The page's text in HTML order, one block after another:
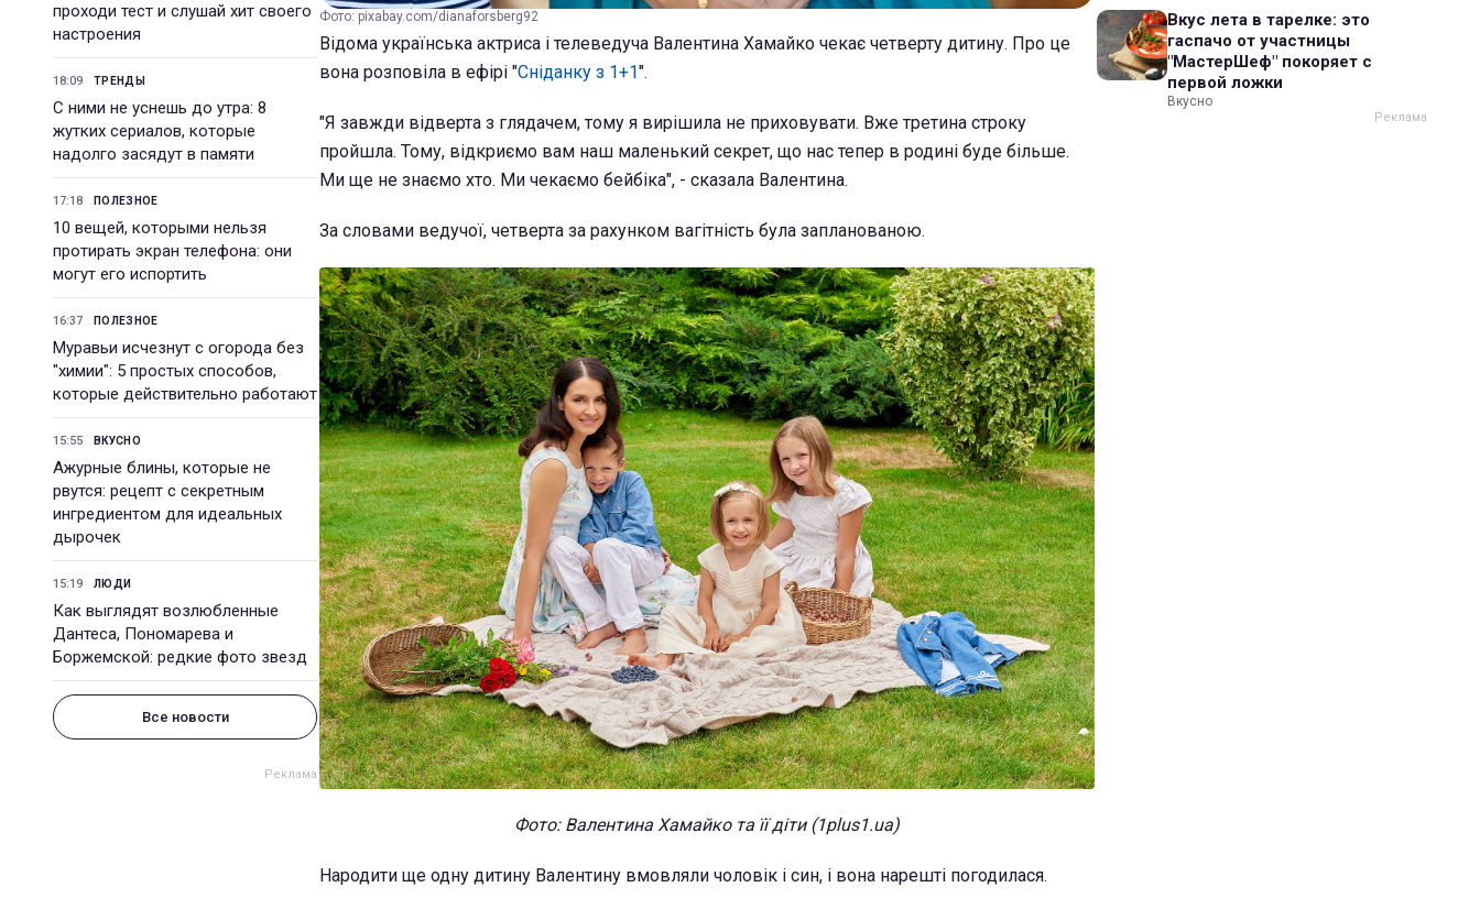
проходи тест и слушай хит своего
настроения
18:09 ТРЕНДЫ
С ними не уснешь до утра: 8
жутких сериалов, которые
надолго засядут в памяти
17:18 ПОЛЕЗНОЕ
10 вещей, которыми нельзя
протирать экран телефона: они
могут его испортить
16:37 ПОЛЕЗНОЕ
Муравьи исчезнут с огорода без
"химии": 5 простых способов,
которые действительно работают
15:55 ВКУСНО
Ажурные блины, которые не
рвутся: рецепт с секретным
ингредиентом для идеальных
дырочек
15:19 ЛЮДИ
Как выглядят возлюбленные
Дантеса, Пономарева и
Боржемской: редкие фото звезд
Все новости
Фото: pixabay.com/dianaforsberg92
Відома українська актриса і телеведуча Валентина Хамайко чекає четверту дитину. Про це
вона розповіла в ефірі "Сніданку з 1+1".
"Я завжди відверта з глядачем, тому я вирішила не приховувати. Вже третина строку
пройшла. Тому, відкриємо вам наш маленький секрет, що нас тепер в родині буде більше.
Ми ще не знаємо хто. Ми чекаємо бейбіка", - сказала Валентина.
За словами ведучої, четверта за рахунком вагітність була запланованою.
Фото: Валентина Хамайко та її діти (1plus1.ua)
Народити ще одну дитину Валентину вмовляли чоловік і син, і вона нарешті погодилася.
Вкус лета в тарелке: это
гаспачо от участницы
"МастерШеф" покоряет с
первой ложки
Вкусно